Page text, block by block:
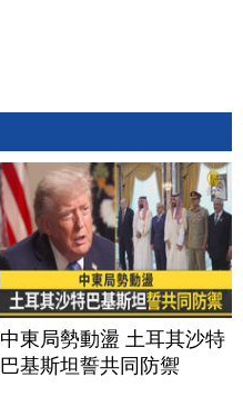
中東局勢動盪 土耳其沙特
巴基斯坦誓共同防禦